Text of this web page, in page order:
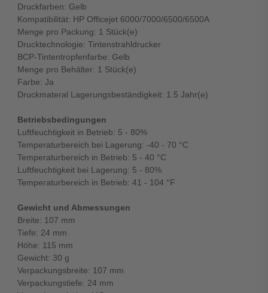
Druckfarben: Gelb
Kompatibilität: HP Officejet 6000/7000/6500/6500A
Menge pro Packung: 1 Stück(e)
Drucktechnologie: Tintenstrahldrucker
BCP-Tintentropfenfarbe: Gelb
Menge pro Behälter: 1 Stück(e)
Farbe: Ja
Druckmateral Lagerungsbeständigkeit: 1.5 Jahr(e)
Betriebsbedingungen
Luftfeuchtigkeit in Betrieb: 5 - 80%
Temperaturbereich bei Lagerung: -40 - 70 °C
Temperaturbereich in Betrieb: 5 - 40 °C
Luftfeuchtigkeit bei Lagerung: 5 - 80%
Temperaturbereich in Betrieb: 41 - 104 °F
Gewicht und Abmessungen
Breite: 107 mm
Tiefe: 24 mm
Höhe: 115 mm
Gewicht: 30 g
Verpackungsbreite: 107 mm
Verpackungstiefe: 24 mm